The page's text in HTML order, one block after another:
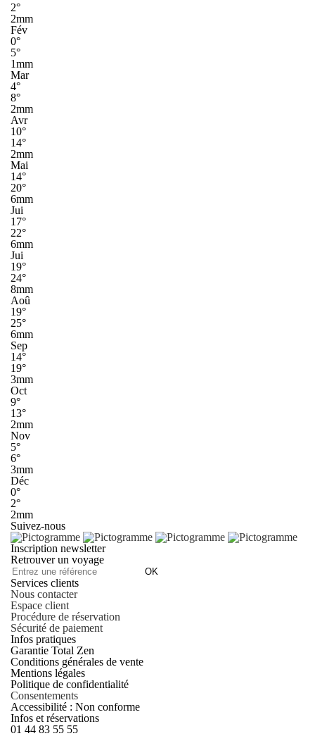
2°
2mm
Fév
0°
5°
1mm
Mar
4°
8°
2mm
Avr
10°
14°
2mm
Mai
14°
20°
6mm
Jui
17°
22°
6mm
Jui
19°
24°
8mm
Aoû
19°
25°
6mm
Sep
14°
19°
3mm
Oct
9°
13°
2mm
Nov
5°
6°
3mm
Déc
0°
2°
2mm
Suivez-nous
Inscription newsletter
Retrouver un voyage
OK
Services clients
Nous contacter
Espace client
Procédure de réservation
Sécurité de paiement
Infos pratiques
Garantie Total Zen
Conditions générales de vente
Mentions légales
Politique de confidentialité
Consentements
Accessibilité : Non conforme
Infos et réservations
01 44 83 55 55